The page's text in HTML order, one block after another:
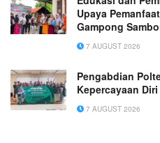
Upaya
Gampong
7 AUGUST 2026
Pengabdian
Kepercayaan
7 AUGUST 2026